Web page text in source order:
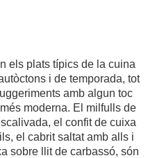
els plats típics de la cuina
i de temporada, tot
amb algun toc
moderna. El milfulls de
el confit de cuixa
el cabrit saltat amb alls i
sobre llit de carbassó, són